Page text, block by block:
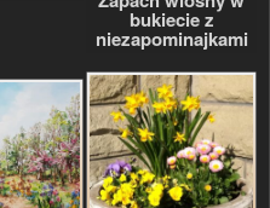
bukiecie z
niezapominajkami